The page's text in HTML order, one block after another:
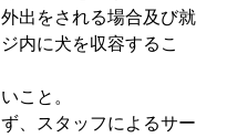
出をされる場合及び就
内に犬を収容するこ
こと。
、スタッフによるサー